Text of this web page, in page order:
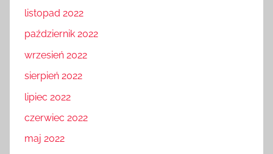
listopad 2022
październik 2022
wrzesień 2022
sierpień 2022
lipiec 2022
czerwiec 2022
maj 2022